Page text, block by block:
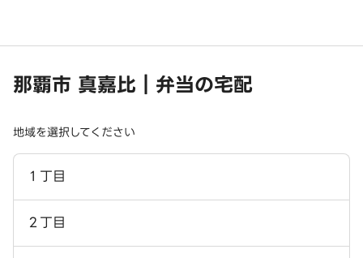
那覇市 真嘉比｜弁当の宅配
地域を選択してください
１丁目
２丁目